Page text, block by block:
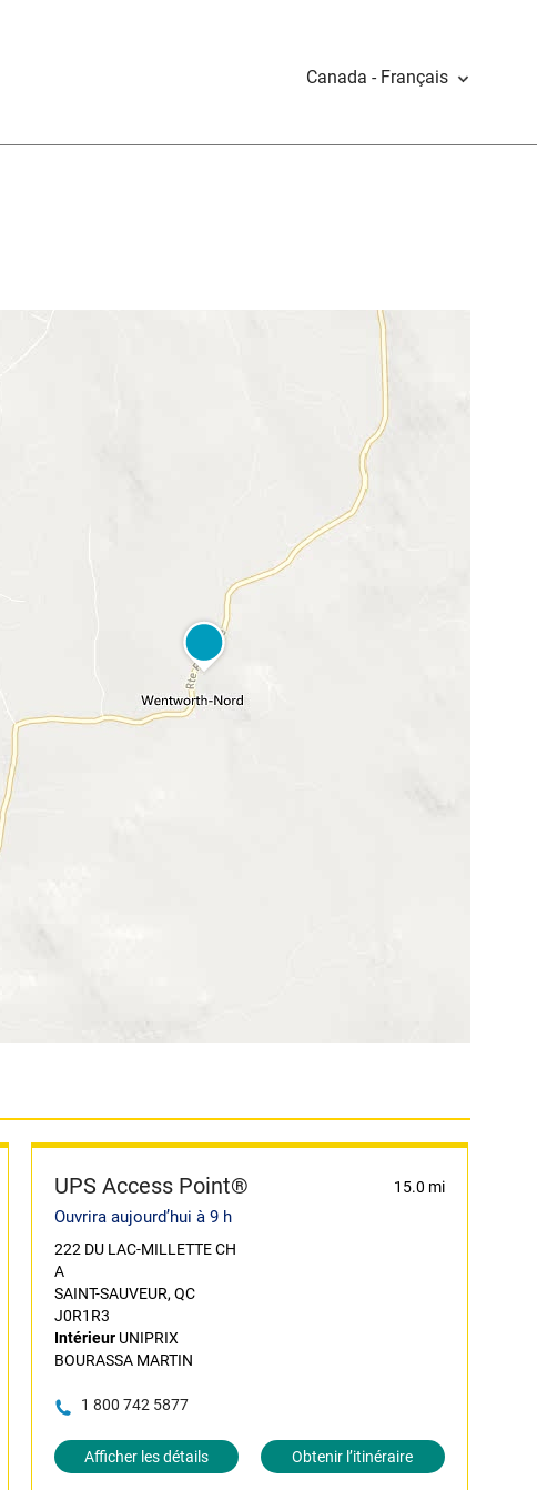
Canada - Français
UPS Access Point® 15.0 mi
Ouvrira aujourd’hui à 9 h
222 DU LAC-MILLETTE CH
A
SAINT-SAUVEUR, QC
J0R1R3
IntérieurUNIPRIX
BOURASSA MARTIN
1 800 742 5877
Afficher les détails Obtenir l’itinéraire